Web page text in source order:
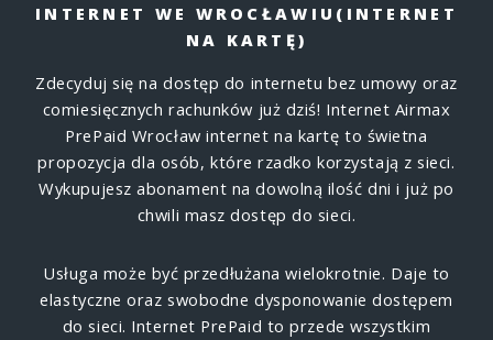
INTERNET WE WROCŁAWIU (INTERNET
NA KARTĘ)
Zdecyduj się na dostęp do internetu bez umowy oraz
comiesięcznych rachunków już dziś! Internet Airmax
PrePaid Wrocław internet na kartę to świetna
propozycja dla osób, które rzadko korzystają z sieci.
Wykupujesz abonament na dowolną ilość dni i już po
chwili masz dostęp do sieci.
Usługa może być przedłużana wielokrotnie. Daje to
elastyczne oraz swobodne dysponowanie dostępem
do sieci. Internet PrePaid to przede wszystkim